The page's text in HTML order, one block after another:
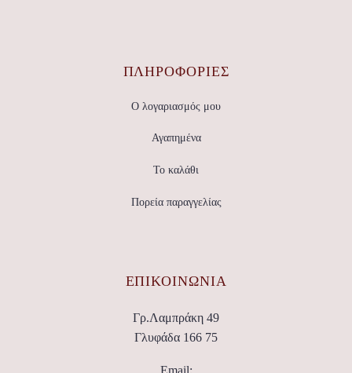
ΠΛΗΡΟΦΟΡΙΕΣ
Ο λογαριασμός μου
Αγαπημένα
Το καλάθι
Πορεία παραγγελίας
ΕΠΙΚΟΙΝΩΝΊΑ
Γρ.Λαμπράκη 49
Γλυφάδα 166 75